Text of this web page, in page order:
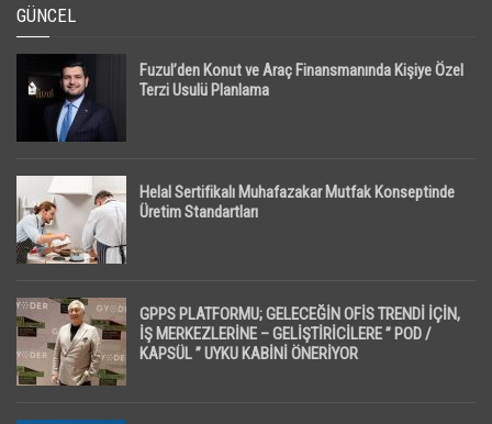
GÜNCEL
Fuzul’den Konut ve Araç Finansmanında Kişiye Özel
Terzi Usulü Planlama
Helal Sertifikalı Muhafazakar Mutfak Konseptinde
Üretim Standartları
GPPS PLATFORMU; GELECEĞİN OFİS TRENDİ İÇİN,
İŞ MERKEZLERİNE – GELİŞTİRİCİLERE ” POD /
KAPSÜL ” UYKU KABİNİ ÖNERİYOR